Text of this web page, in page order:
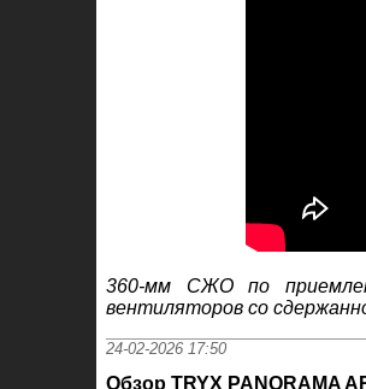
360-мм СЖО по
вентиляторов со
24-02-2026 17:50
Обзор TRYX PANORAMA